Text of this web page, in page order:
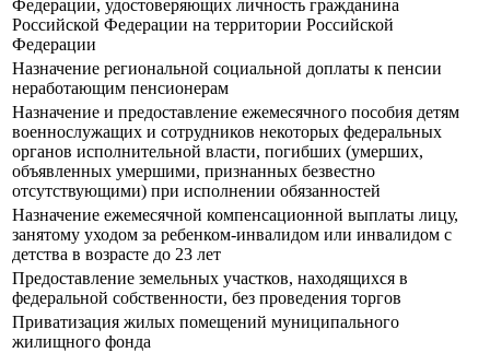
Федерации, удостоверяющих личность гражданина
Российской Федерации на территории Российской
Федерации
Назначение региональной социальной доплаты к пенсии
неработающим пенсионерам
Назначение и предоставление ежемесячного пособия детям
военнослужащих и сотрудников некоторых федеральных
органов исполнительной власти, погибших (умерших,
объявленных умершими, признанных безвестно
отсутствующими) при исполнении обязанностей
Назначение ежемесячной компенсационной выплаты лицу,
занятому уходом за ребенком-инвалидом или инвалидом с
детства в возрасте до 23 лет
Предоставление земельных участков, находящихся в
федеральной собственности, без проведения торгов
Приватизация жилых помещений муниципального
жилищного фонда